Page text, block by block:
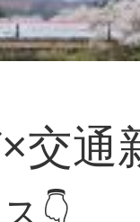
交通